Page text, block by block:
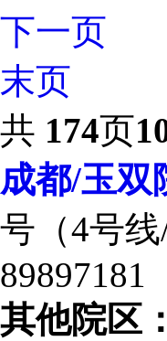
下一页
末页
共 174页
成都/玉双
号（4号
89897181
其他院区：